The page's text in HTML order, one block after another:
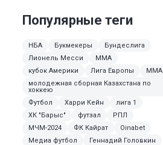
Популярные теги
НБА Букмекеры
Бундеслига
Лионель Месси
ММА
кубок Америки
Лига Европы
MMA
молодежная сборная Казахстана по
хоккею
Футбол
Харри Кейн
лига 1
ХК "Барыс"
футзал
РПЛ
МЧМ-2024
ФК Кайрат
Oinabet
Медиа футбол
Геннадий Головкин